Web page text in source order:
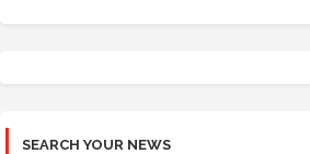
SEARCH YOUR NEWS